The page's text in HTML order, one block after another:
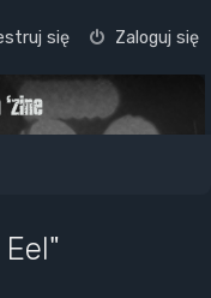
Zaloguj się
się